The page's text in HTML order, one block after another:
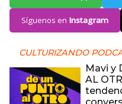
Síguenos en Instagram
CULTURIZANDO
Mavi y
AL